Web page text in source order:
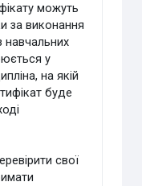
можуть
за виконання
навчальних
у
на якій
буде
свої